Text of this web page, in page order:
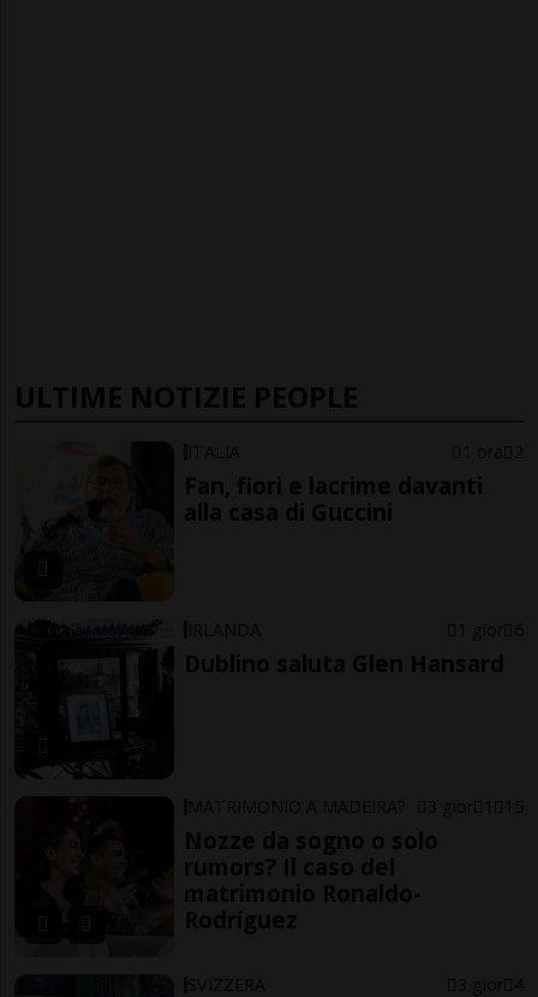
ULTIME NOTIZIE PEOPLE
ITALIA 1 ora 2
Fan, fiori e lacrime davanti
alla casa di Guccini
IRLANDA 1 gior 6
Dublino saluta Glen Hansard
MATRIMONIO A MADEIRA? 3 gior 1 15
Nozze da sogno o solo
rumors? Il caso del
matrimonio Ronaldo-
Rodríguez
SVIZZERA 3 gior 4